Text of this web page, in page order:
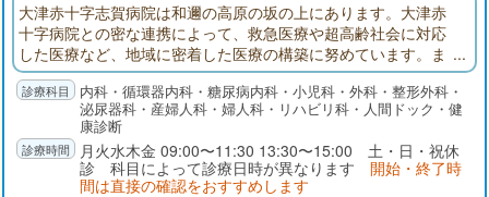
大津赤十字志賀病院は和邇の高原の坂の上にあります。大津赤
十字病院との密な連携によって、救急医療や超高齢社会に対応
した医療など、地域に密着した医療の構築に努めています。ま
た、地域の皆さんの健康増進と病気の早期発見などの予防医学
を推し進め、早期治療に寄与するとともに、療養型病床と地域
包括ケア病床を設けることで、命を尊び、心のケアまでを考え
た生涯医療と生涯看護の提供に努めています。
内科・循環器内科・糖尿病内科・小児科・外科・整形外科・
泌尿器科・産婦人科・婦人科・リハビリ科・人間ドック・健
康診断
月火水木金 09:00〜11:30 13:30〜15:00 土・日・祝休
診 科目によって診療日時が異なります 開始・終了時
間は直接の確認をおすすめします